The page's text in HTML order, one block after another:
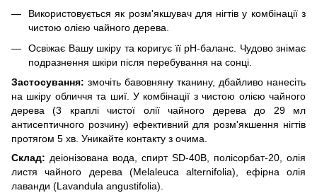
Використовується як розм'якшувач для нігтів у комбінації з
чистою олією чайного дерева.
Освіжає Вашу шкіру та коригує її рН-баланс. Чудово знімає
подразнення шкіри після перебування на сонці.
Застосування: змочіть бавовняну тканину, дбайливо нанесіть
на шкіру обличчя та шиї. У комбінації з чистою олією чайного
дерева (3 краплі чистої олії чайного дерева до 29 мл
антисептичного розчину) ефективний для розм'якшення нігтів
протягом 5 хв. Уникайте контакту з очима.
Склад: деіонізована вода, спирт SD-40B, полісорбат-20, олія
листя чайного дерева (Melaleuca alternifolia), ефірна олія
лаванди (Lavandula angustifolia).